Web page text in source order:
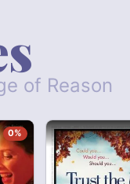
of Reason
0%